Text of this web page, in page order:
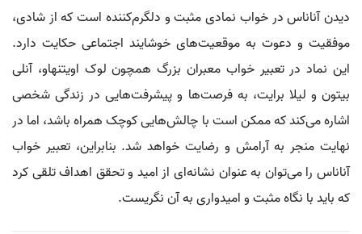
دیدن آناناس در خواب نمادی مثبت و دلگرم‌کننده است که از شادی،
موفقیت و دعوت به موقعیت‌های خوشایند اجتماعی حکایت دارد.
این نماد در تعبیر خواب معبران بزرگ همچون لوک اویتنهاو، آنلی
بیتون و لیلا برایت، به فرصت‌ها و پیشرفت‌هایی در زندگی شخصی
اشاره می‌کند که ممکن است با چالش‌هایی کوچک همراه باشد، اما در
نهایت منجر به آرامش و رضایت خواهد شد. بنابراین، تعبیر خواب
آناناس را می‌توان به عنوان نشانه‌ای از امید و تحقق اهداف تلقی کرد
که باید با نگاه مثبت و امیدواری به آن نگریست.